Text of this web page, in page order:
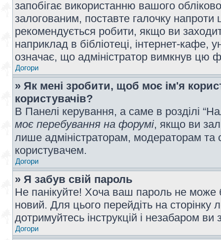
запобігає використанню вашого
залогованим, поставте галочку
рекомендується робити, якщо ви
наприклад в бібліотеці, інтернет-кафе,
означає, що адміністратор вимкнув цю
Догори
» Як мені зробити, щоб моє ім'я
користувачів?
В Панелі керування, а саме в розділі
моє перебування на форумі, якщо ви
лише адміністраторам, модераторам
користувачем.
Догори
» Я забув свій пароль
Не панікуйте! Хоча ваш пароль не може
новий. Для цього перейдіть на сторінку
дотримуйтесь інструкцій і незабаром
Догори